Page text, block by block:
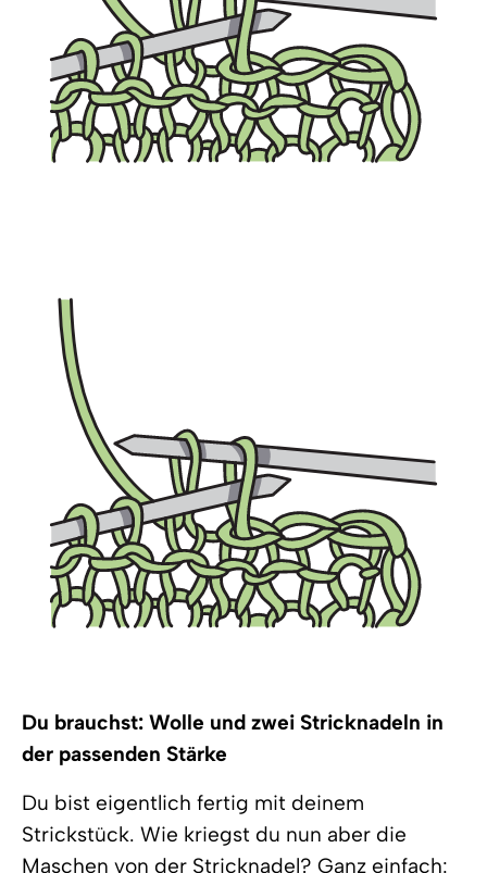
Du brauchst: Wolle und zwei Stricknadeln in
der passenden Stärke
Du bist eigentlich fertig mit deinem
Strickstück. Wie kriegst du nun aber die
Maschen von der Stricknadel? Ganz einfach: